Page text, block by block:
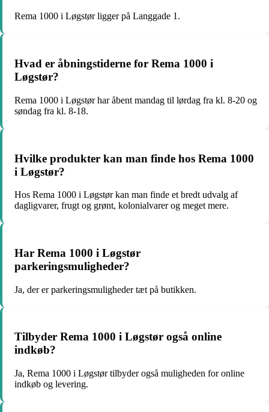
Rema 1000 i Løgstør ligger på Langgade 1.
Hvad er åbningstiderne for Rema 1000 i
Løgstør?
Rema 1000 i Løgstør har åbent mandag til lørdag fra kl. 8-20 og
søndag fra kl. 8-18.
Hvilke produkter kan man finde hos Rema 1000
i Løgstør?
Hos Rema 1000 i Løgstør kan man finde et bredt udvalg af
dagligvarer, frugt og grønt, kolonialvarer og meget mere.
Har Rema 1000 i Løgstør
parkeringsmuligheder?
Ja, der er parkeringsmuligheder tæt på butikken.
Tilbyder Rema 1000 i Løgstør også online
indkøb?
Ja, Rema 1000 i Løgstør tilbyder også muligheden for online
indkøb og levering.